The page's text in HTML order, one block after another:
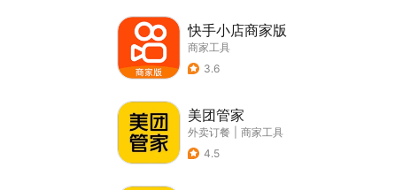
快手小店商家版
商家工具
3.6
美团管家
外卖订餐
商家工具
4.5